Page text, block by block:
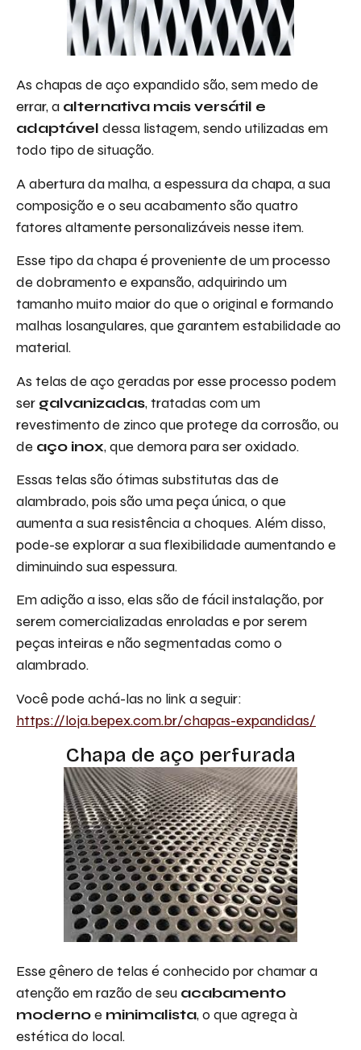
As chapas de aço expandido são, sem medo de
errar, a alternativa mais versátil e
adaptável dessa listagem, sendo utilizadas em
todo tipo de situação.
A abertura da malha, a espessura da chapa, a sua
composição e o seu acabamento são quatro
fatores altamente personalizáveis nesse item.
Esse tipo da chapa é proveniente de um processo
de dobramento e expansão, adquirindo um
tamanho muito maior do que o original e formando
malhas losangulares, que garantem estabilidade ao
material.
As telas de aço geradas por esse processo podem
ser galvanizadas, tratadas com um
revestimento de zinco que protege da corrosão, ou
de aço inox, que demora para ser oxidado.
Essas telas são ótimas substitutas das de
alambrado, pois são uma peça única, o que
aumenta a sua resistência a choques. Além disso,
pode-se explorar a sua flexibilidade aumentando e
diminuindo sua espessura.
Em adição a isso, elas são de fácil instalação, por
serem comercializadas enroladas e por serem
peças inteiras e não segmentadas como o
alambrado.
Você pode achá-las no link a seguir:
https://loja.bepex.com.br/chapas-expandidas/
Chapa de aço perfurada
Esse gênero de telas é conhecido por chamar a
atenção em razão de seu acabamento
modernoe minimalista, o que agrega à
estética do local.